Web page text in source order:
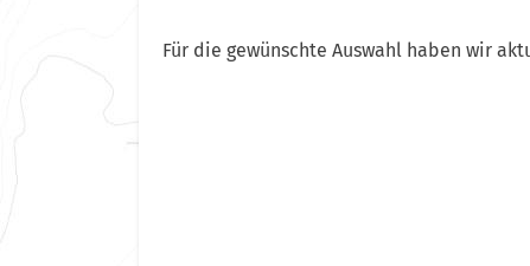
Für die gewünschte Auswahl haben wir